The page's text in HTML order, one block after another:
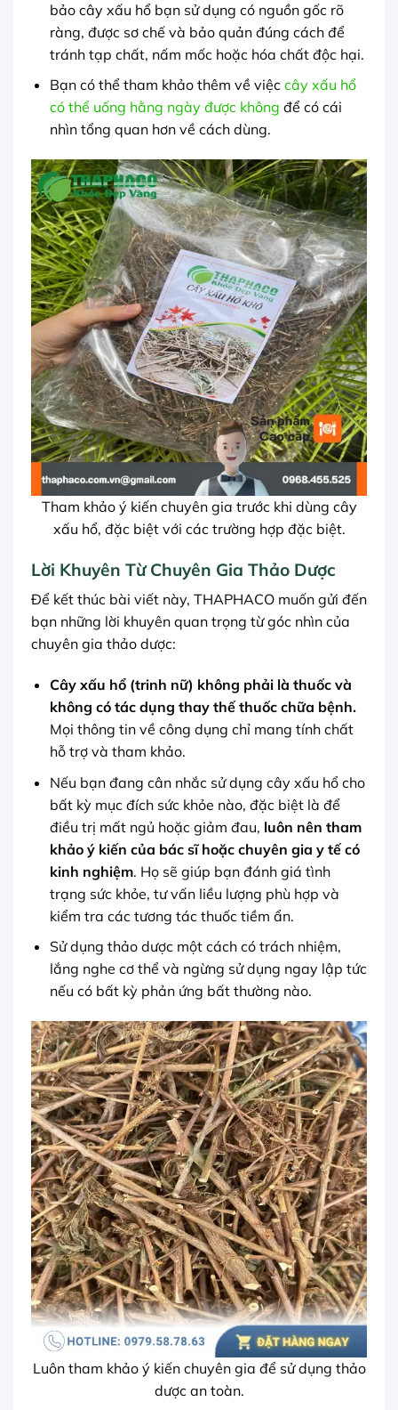
bảo cây xấu hổ bạn sử dụng có nguồn gốc rõ
ràng, được sơ chế và bảo quản đúng cách để
tránh tạp chất, nấm mốc hoặc hóa chất độc hại.
Bạn có thể tham khảo thêm về việc cây xấu hổ
có thể uống hằng ngày được không để có cái
nhìn tổng quan hơn về cách dùng.
Tham khảo ý kiến chuyên gia trước khi dùng cây
xấu hổ, đặc biệt với các trường hợp đặc biệt.
Lời Khuyên Từ Chuyên Gia Thảo Dược
Để kết thúc bài viết này, THAPHACO muốn gửi đến
bạn những lời khuyên quan trọng từ góc nhìn của
chuyên gia thảo dược:
Cây xấu hổ (trinh nữ) không phải là thuốc và
không có tác dụng thay thế thuốc chữa bệnh.
Mọi thông tin về công dụng chỉ mang tính chất
hỗ trợ và tham khảo.
Nếu bạn đang cân nhắc sử dụng cây xấu hổ cho
bất kỳ mục đích sức khỏe nào, đặc biệt là để
điều trị mất ngủ hoặc giảm đau, luôn nên tham
khảo ý kiến của bác sĩ hoặc chuyên gia y tế có
kinh nghiệm. Họ sẽ giúp bạn đánh giá tình
trạng sức khỏe, tư vấn liều lượng phù hợp và
kiểm tra các tương tác thuốc tiềm ẩn.
Sử dụng thảo dược một cách có trách nhiệm,
lắng nghe cơ thể và ngừng sử dụng ngay lập tức
nếu có bất kỳ phản ứng bất thường nào.
Luôn tham khảo ý kiến chuyên gia để sử dụng thảo
dược an toàn.